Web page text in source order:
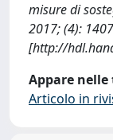
misure di
2017; (4):
[http://
Appare
Articolo in